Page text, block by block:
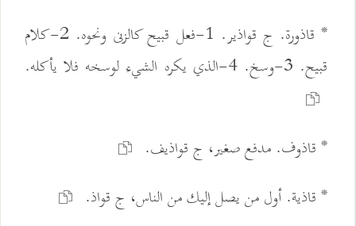
* قاذورة. ج قواذير. 1-فعل قبيح كالزنى ونحوه. 2-كلام
قبيح. 3-وسخ. 4-الذي يكره الشيء لوسخه فلا يأكله.
* قاذوف. مدفع صغير، ج قواذيف.
* قاذية. أول من يصل إليك من الناس، ج قواذ.